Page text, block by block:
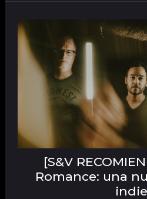
[S&V
Romance: una
indie